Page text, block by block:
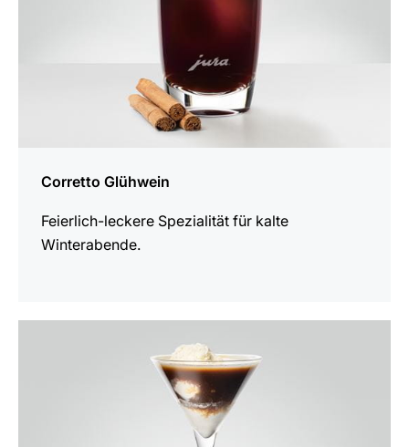
Corretto Glühwein
Feierlich-leckere Spezialität für kalte
Winterabende.